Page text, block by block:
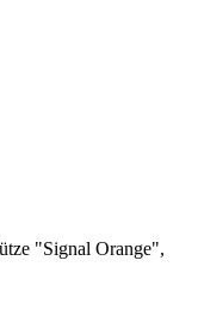
"Signal Orange",